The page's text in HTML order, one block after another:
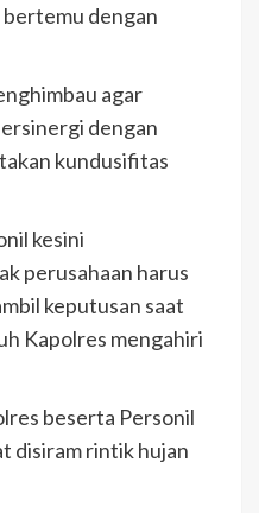
dengan
agar
dengan
kundusifitas
kesini
perusahaan harus
keputusan saat
Kapolres mengahiri
beserta Personil
disiram rintik hujan